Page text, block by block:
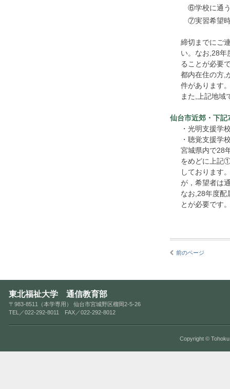
⑥学校に通
⑦実習希望
締切までにご
い。なお,28年
ることが必要
都内在住の方,
件があります
また,上記地域
仙台市近郊・下
・光明支援
・聴覚支援
宮城県内で28
をめどに上記
しております
が，希望者は
なお,28年度配
とが必要です
前のページ
東北福祉大学 通信教育部
〒983-8511（本学専用） 仙台市宮城野区榴岡2-5-26
TEL／022-292-8011 FAX／022-292-8012
Copyright ©